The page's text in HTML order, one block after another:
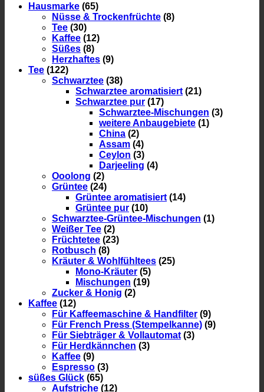
Hausmarke (65)
Nüsse & Trockenfrüchte (8)
Tee (30)
Kaffee (12)
Süßes (8)
Herzhaftes (9)
Tee (122)
Schwarztee (38)
Schwarztee aromatisiert (21)
Schwarztee pur (17)
Schwarztee-Mischungen (3)
weitere Anbaugebiete (1)
China (2)
Assam (4)
Ceylon (3)
Darjeeling (4)
Ooolong (2)
Grüntee (24)
Grüntee aromatisiert (14)
Grüntee pur (10)
Schwarztee-Grüntee-Mischungen (1)
Weißer Tee (2)
Früchtetee (23)
Rotbusch (8)
Kräuter & Wohlfühltees (25)
Mono-Kräuter (5)
Mischungen (19)
Zucker & Honig (2)
Kaffee (12)
Für Kaffeemaschine & Handfilter (9)
Für French Press (Stempelkanne) (9)
Für Siebträger & Vollautomat (3)
Für Herdkännchen (3)
Kaffee (9)
Espresso (3)
süßes Glück (65)
Aufstriche (12)